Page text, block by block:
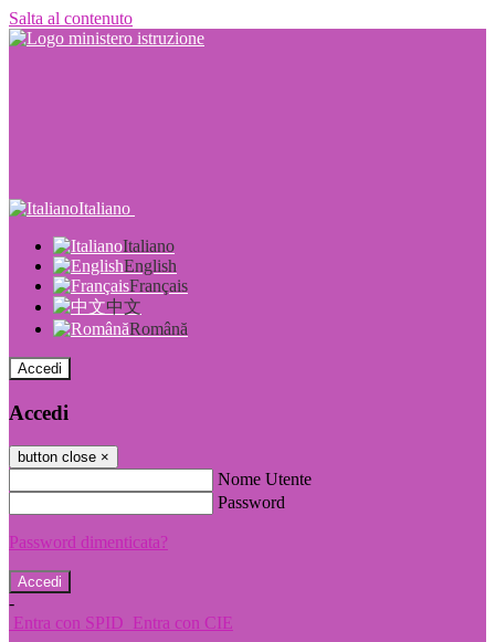
Salta al contenuto
Italiano
Italiano
English
Français
中文
Română
Accedi
Accedi
button close ×
Nome Utente
Password
Password dimenticata?
-
Entra con SPID Entra con CIE